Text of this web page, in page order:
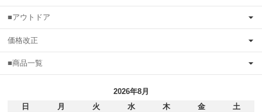
■アウトドア
価格改正
■商品一覧
2026年8月
日
月 火 水 木 金
土